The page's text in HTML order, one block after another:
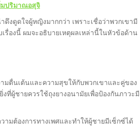
มปริมาณอสุจิ
งดูดใจผู้หญิงมากกว่า เพราะเชื่อว่าพวกเขามี
รื่องนี้ ผมจะอธิบายเหตุผลเหล่านี้ในหัวข้อด้าน
มตื่นเต้นและความสุขให้กับพวกเขาและคู่ของ
งที่ผู้ชายควรใช้ถุงยางอนามัยเพื่อป้องกันภาวะมี
ามต้องการทางเพศและทำให้ผู้ชายมีเซ็กซ์ได้